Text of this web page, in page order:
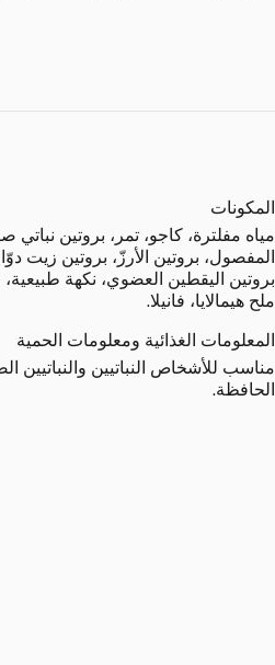
المكونات
مياه مفلترة، كاجو، تمر، بروتين نباتي
المفصول، بروتين الأرزّ، بروتين زيت
بروتين اليقطين العضوي، نكهة
ملح هيمالايا، فانيلا.
المعلومات الغذائية ومعلومات الحمية
مناسب للأشخاص النباتيين والنباتيين
الحافظة.